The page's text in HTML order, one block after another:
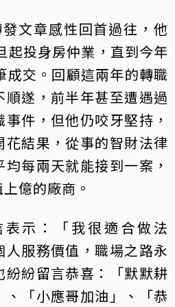
文章感性回首過往，他
起投身房仲業，直到今年
成交。回顧這兩年的轉職
遂，前半年甚至遭遇過
件，但他仍咬牙堅持，
結果，從事的智財法律
每兩天就能接到一案，
億的廠商。
示：「我很適合做法
服務價值，職場之路永
紛紛留言恭喜：「默默耕
、「小應哥加油」、「恭